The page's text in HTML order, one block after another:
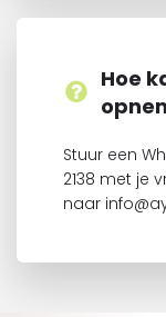
Hoe
Stuur een
2138 met je
naar